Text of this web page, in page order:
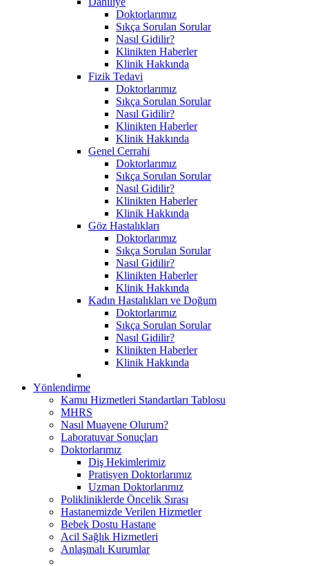
Doktorlarımız
Sıkça Sorulan Sorular
Nasıl Gidilir?
Klinikten Haberler
Klinik Hakkında
Fizik Tedavi
Doktorlarımız
Sıkça Sorulan Sorular
Nasıl Gidilir?
Klinikten Haberler
Klinik Hakkında
Genel Cerrahi
Doktorlarımız
Sıkça Sorulan Sorular
Nasıl Gidilir?
Klinikten Haberler
Klinik Hakkında
Göz Hastalıkları
Doktorlarımız
Sıkça Sorulan Sorular
Nasıl Gidilir?
Klinikten Haberler
Klinik Hakkında
Kadın Hastalıkları ve Doğum
Doktorlarımız
Sıkça Sorulan Sorular
Nasıl Gidilir?
Klinikten Haberler
Klinik Hakkında
Yönlendirme
Kamu Hizmetleri Standartları Tablosu
MHRS
Nasıl Muayene Olurum?
Laboratuvar Sonuçları
Doktorlarımız
Diş Hekimlerimiz
Pratisyen Doktorlarımız
Uzman Doktorlarımız
Polikliniklerde Öncelik Sırası
Hastanemizde Verilen Hizmetler
Bebek Dostu Hastane
Acil Sağlık Hizmetleri
Anlaşmalı Kurumlar